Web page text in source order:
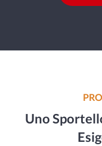
Uno